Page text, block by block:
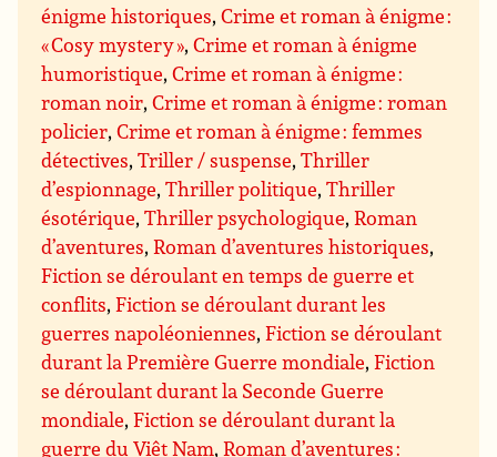
énigme historiques,Crime et roman à énigme :
« Cosy mystery »,Crime et roman à énigme
humoristique,Crime et roman à énigme :
roman noir,Crime et roman à énigme : roman
policier,Crime et roman à énigme : femmes
détectives,Triller / suspense,Thriller
d’espionnage,Thriller politique,Thriller
ésotérique,Thriller psychologique,Roman
d’aventures,Roman d’aventures historiques,
Fiction se déroulant en temps de guerre et
conflits,Fiction se déroulant durant les
guerres napoléoniennes,Fiction se déroulant
durant la Première Guerre mondiale,Fiction
se déroulant durant la Seconde Guerre
mondiale,Fiction se déroulant durant la
guerre du Viêt Nam,Roman d’aventures :